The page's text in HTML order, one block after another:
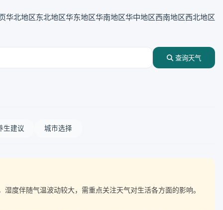
华北地区东北地区华东地区华南地区华中地区西南地区西北地区
查询天气
生建议 城市选择
伴随气温波动较大，需重点关注天气对生活各方面的影响。